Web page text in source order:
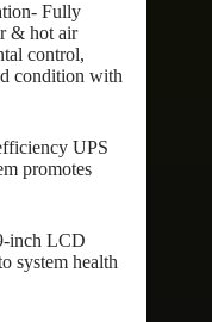
Fully
& hot air
control,
condition with
UPS
promotes
inch LCD
system health